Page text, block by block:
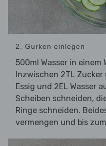
2. Gurken einlegen
500ml Wasser in einem
Inzwischen 2TL Zucker
Essig und 2EL Wasser
Scheiben schneiden,
Ringe schneiden.
vermengen und bis